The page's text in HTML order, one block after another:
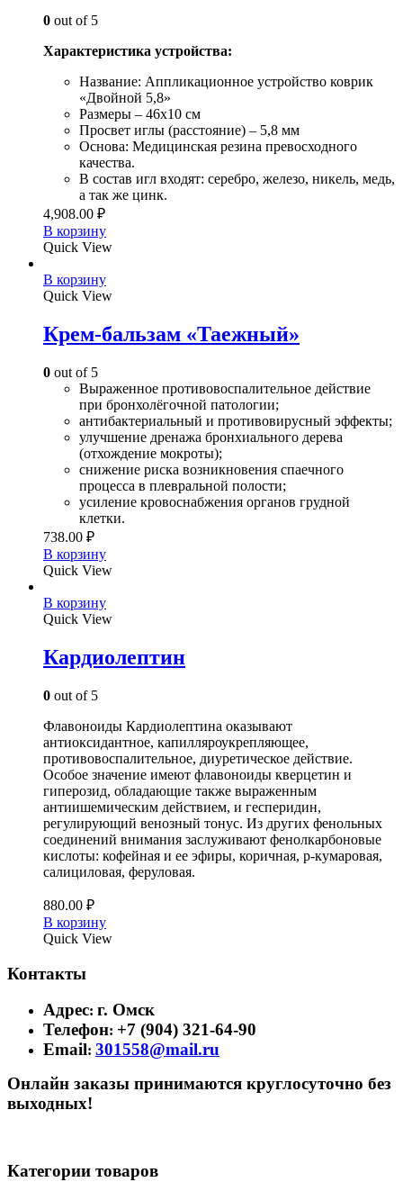
0 out of 5
Характеристика устройства:
Название: Аппликационное устройство коврик
«Двойной 5,8»
Размеры – 46х10 см
Просвет иглы (расстояние) – 5,8 мм
Основа: Медицинская резина превосходного
качества.
В состав игл входят: серебро, железо, никель, медь,
а так же цинк.
4,908.00 ₽
В корзину
Quick View
В корзину
Quick View
Крем-бальзам «Таежный»
0 out of 5
Выраженное противовоспалительное действие
при бронхолёгочной патологии;
антибактериальный и противовирусный эффекты;
улучшение дренажа бронхиального дерева
(отхождение мокроты);
снижение риска возникновения спаечного
процесса в плевральной полости;
усиление кровоснабжения органов грудной
клетки.
738.00 ₽
В корзину
Quick View
В корзину
Quick View
Кардиолептин
0 out of 5
Флавоноиды Кардиолептина оказывают
антиоксидантное, капилляроукрепляющее,
противовоспалительное, диуретическое действие.
Особое значение имеют флавоноиды кверцетин и
гиперозид, обладающие также выраженным
антиишемическим действием, и гесперидин,
регулирующий венозный тонус. Из других фенольных
соединений внимания заслуживают фенолкарбоновые
кислоты: кофейная и ее эфиры, коричная, р-кумаровая,
салициловая, феруловая.
880.00 ₽
В корзину
Quick View
Контакты
Адрес: г. Омск
Телефон: +7 (904) 321-64-90
Email: 301558@mail.ru
Онлайн заказы принимаются круглосуточно без
выходных!
Категории товаров